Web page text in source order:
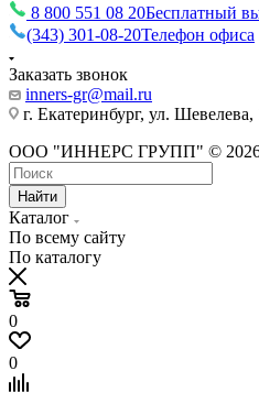
8 800 551 08 20Бесплатный
(343) 301-08-20Телефон офиса
Заказать звонок
inners-gr@mail.ru
г. Екатеринбург, ул.
ООО "ИННЕРС ГРУПП" © 2026,
Найти
Каталог
По всему сайту
По каталогу
0
0